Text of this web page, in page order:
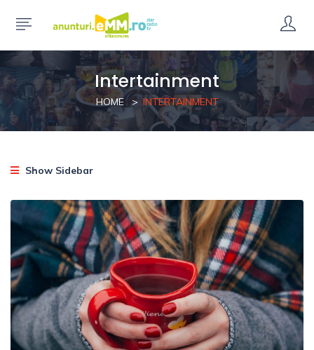
Intertainment
HOME INTERTAINMENT
Show Sidebar